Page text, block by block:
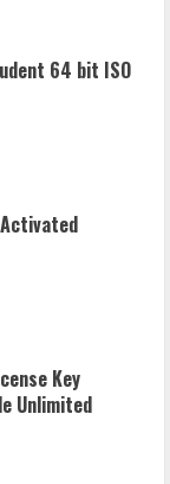
Key
di
Ibu Yuli